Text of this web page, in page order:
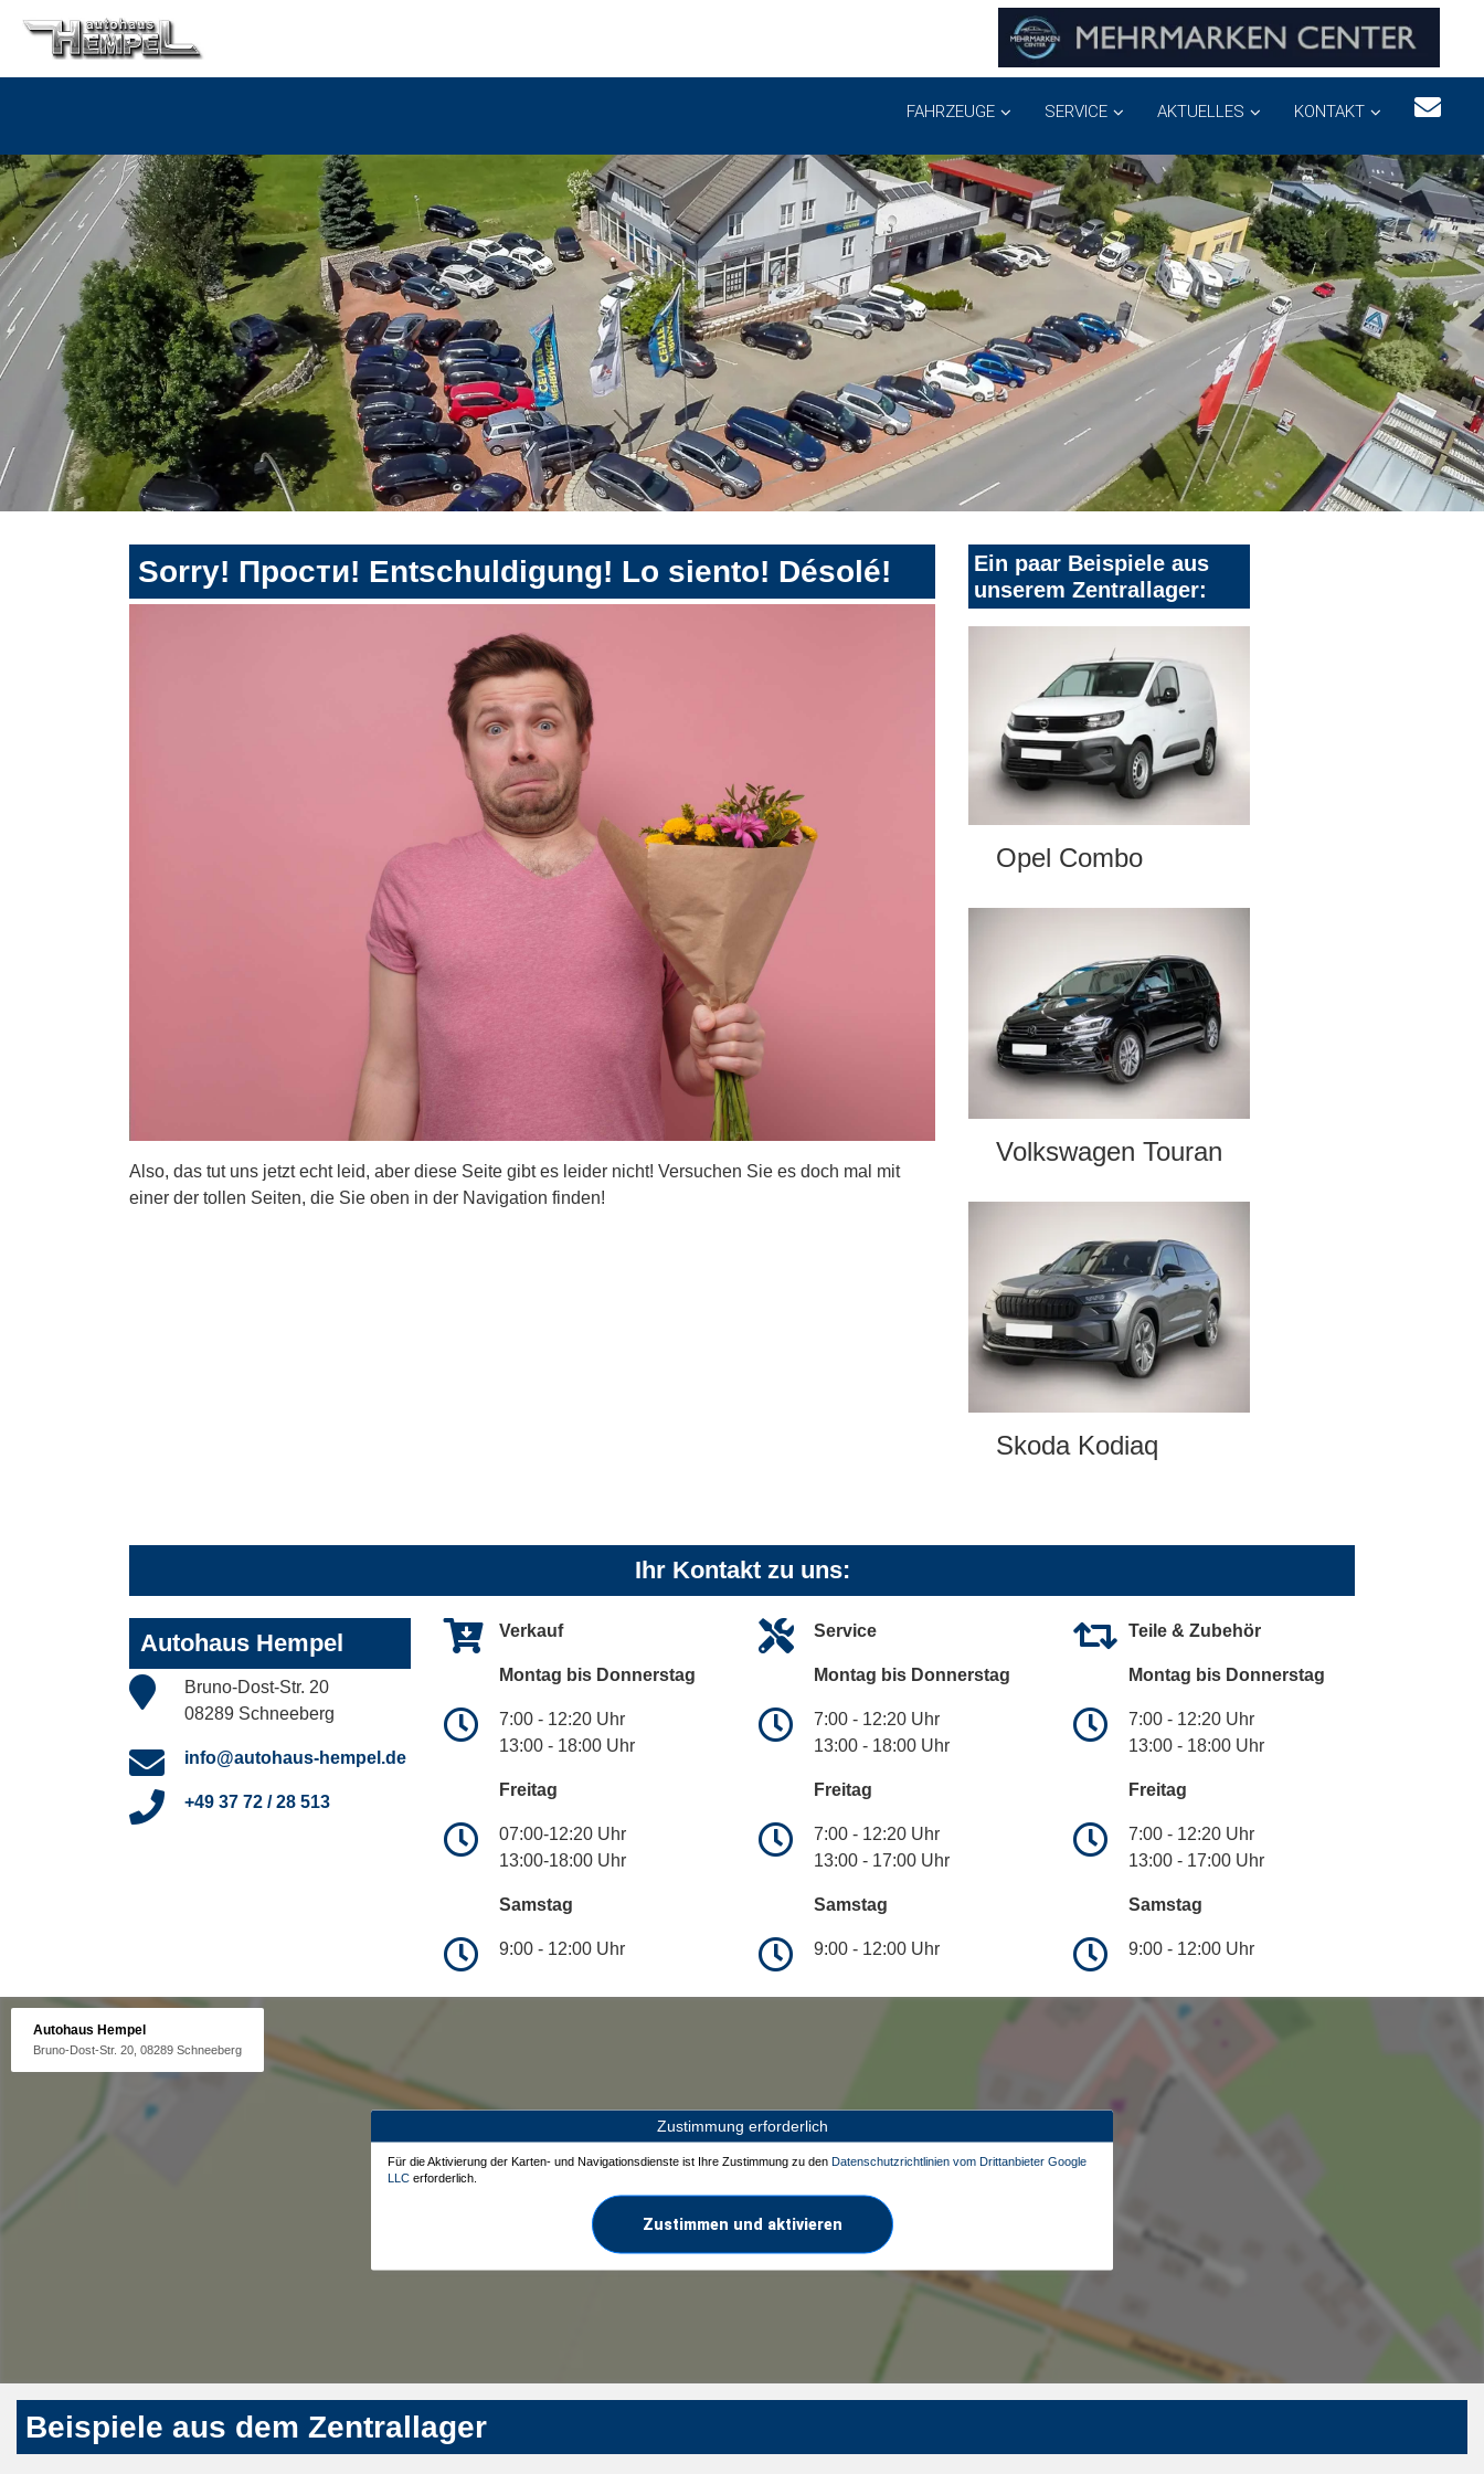
FAHRZEUGE SERVICE AKTUELLES KONTAKT
Sorry! Прости! Entschuldigung! Lo siento! Désolé!
Also, das tut uns jetzt echt leid, aber diese Seite gibt es leider nicht! Versuchen Sie es doch mal mit
einer der tollen Seiten, die Sie oben in der Navigation finden!
Ein paar Beispiele aus
unserem Zentrallager:
Opel Combo
Volkswagen Touran
Skoda Kodiaq
Ihr Kontakt zu uns:
Autohaus Hempel
Bruno-Dost-Str. 20
08289 Schneeberg
info@autohaus-hempel.de
+49 37 72 / 28 513
Verkauf
Montag bis Donnerstag
7:00 - 12:20 Uhr
13:00 - 18:00 Uhr
Freitag
07:00-12:20 Uhr
13:00-18:00 Uhr
Samstag
9:00 - 12:00 Uhr
Service
Montag bis Donnerstag
7:00 - 12:20 Uhr
13:00 - 18:00 Uhr
Freitag
7:00 - 12:20 Uhr
13:00 - 17:00 Uhr
Samstag
9:00 - 12:00 Uhr
Teile & Zubehör
Montag bis Donnerstag
7:00 - 12:20 Uhr
13:00 - 18:00 Uhr
Freitag
7:00 - 12:20 Uhr
13:00 - 17:00 Uhr
Samstag
9:00 - 12:00 Uhr
Autohaus Hempel
Bruno-Dost-Str. 20, 08289 Schneeberg
Zustimmung erforderlich
Für die Aktivierung der Karten- und Navigationsdienste ist Ihre Zustimmung zu den Datenschutzrichtlinien vom Drittanbieter Google
LLC erforderlich.
Zustimmen und aktivieren
Beispiele aus dem Zentrallager